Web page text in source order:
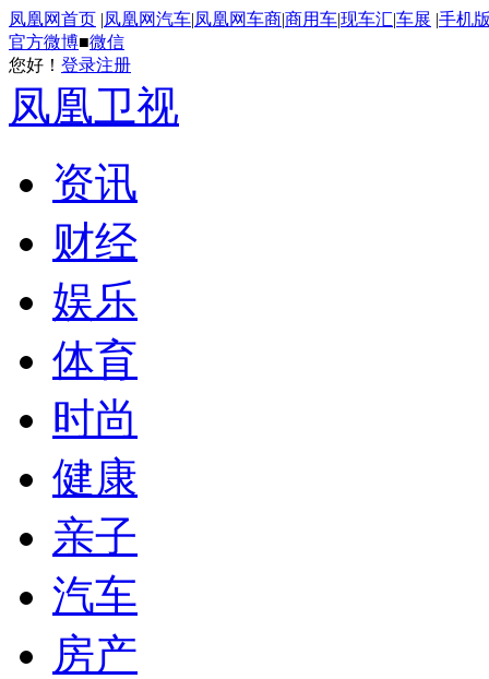
凤凰网首页 |凤凰网汽车|凤凰网车商|商用车|现车汇|车展 |手机
官方微博■微信
您好！ 登录注册
凤凰卫视
资讯
财经
娱乐
体育
时尚
健康
亲子
汽车
房产